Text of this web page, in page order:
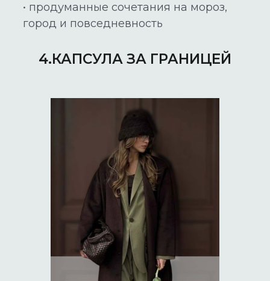
4.КАПСУЛА ЗА ГРАНИЦЕЙ
• продуманные сочетания на мороз,
город и повседневность